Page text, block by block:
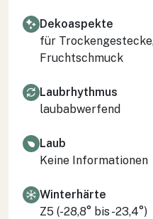
Dekoaspekte
für
Fruchtschmuck
Laubrhythmus
laubabwerfend
Laub
Keine Informationen
Winterhärte
Z5 (-28,8° bis -23,4°)